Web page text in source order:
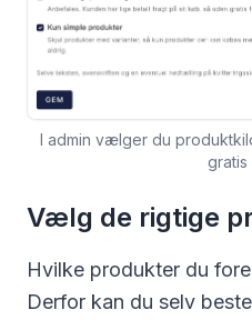
I admin vælger du
gratis
Vælg de rigtige
Hvilke produkter du
Derfor kan du selv